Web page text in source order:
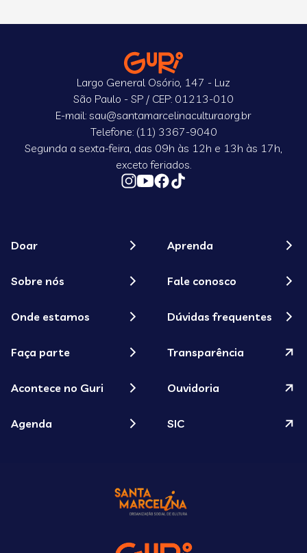
Largo General Osório, 147 - Luz
São Paulo - SP / CEP: 01213-010
E-mail: sau@santamarcelinacultura.org.br
Telefone: (11) 3367-9040
Segunda a sexta-feira, das 09h às 12h e 13h às 17h,
exceto feriados.
Doar
Sobre nós
Onde estamos
Faça parte
Acontece no Guri
Agenda
Aprenda
Fale conosco
Dúvidas frequentes
Transparência
Ouvidoria
SIC